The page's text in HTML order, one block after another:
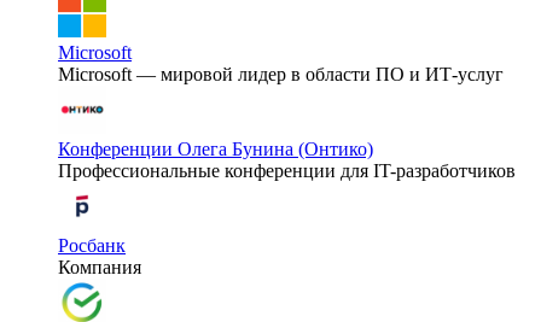
Microsoft
Microsoft — мировой лидер в области ПО и ИТ-услуг
Конференции Олега Бунина (Онтико)
Профессиональные конференции для IT-разработчиков
Росбанк
Компания